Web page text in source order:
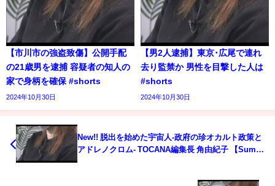
【市川市の強盗致傷】公開手配
の21歳男を逮捕 容疑者の知人の
家で身柄を確保 #shorts
2024年10月30日
【男2人逮捕】東京･広尾で連れ
去り監禁か 男性を目撃した人は
#shorts
2024年10月30日
New!! 脱出を始めた宇宙人-政府の珍オカルト政策と
アドレノクロム- TOCANA編集長 角由紀子 【Sumi's